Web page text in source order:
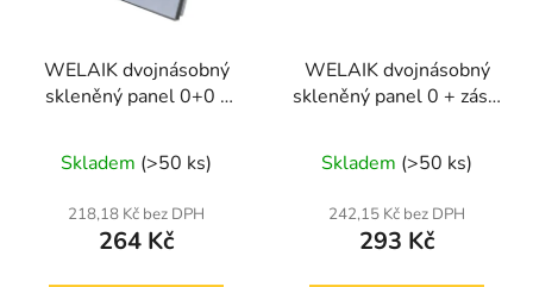
WELAIK dvojnásobný
skleněný panel 0+0 -
Skladem (>50 ks)
218,18 Kč bez DPH
264 Kč
WELAIK dvojnásobný
skleněný panel 0 + zás -
Skladem (>50 ks)
242,15 Kč bez DPH
293 Kč